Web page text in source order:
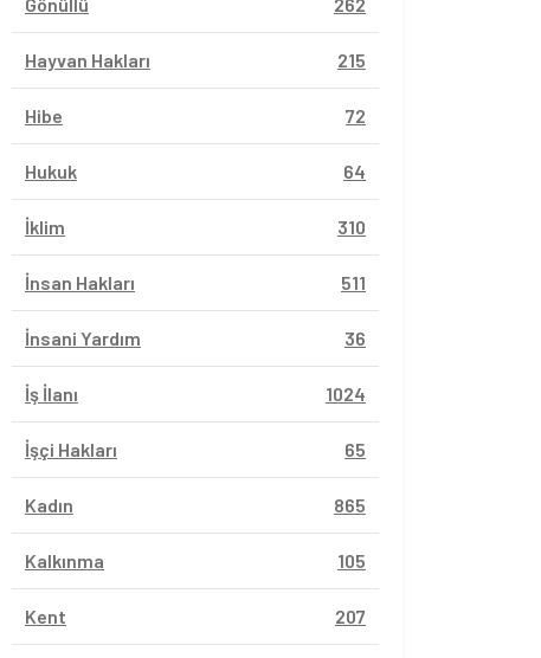
Hayvan Hakları 215
Hibe 72
Hukuk 64
İklim 310
İnsan Hakları 511
İnsani Yardım 36
İş İlanı 1024
İşçi Hakları 65
Kadın 865
Kalkınma 105
Kent 207